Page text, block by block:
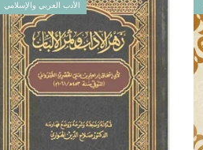
الأدب العربي والإسلامي